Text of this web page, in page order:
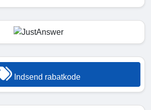
Indsend rabatkode